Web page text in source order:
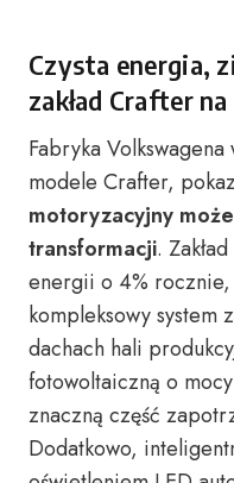
Czysta energia,
zakład Crafter
Fabryka
modele Crafter,
motoryzacyjny
transformacji.
energii o 4% rocznie,
kompleksowy system
dachach hali
fotowoltaiczną o
znaczną część
Dodatkowo,